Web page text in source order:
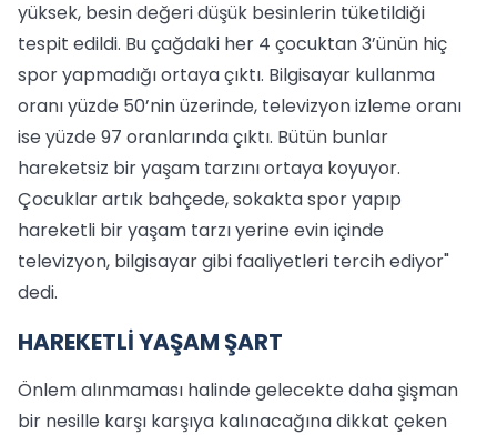
yüksek, besin değeri düşük besinlerin tüketildiği
tespit edildi. Bu çağdaki her 4 çocuktan 3’ünün hiç
spor yapmadığı ortaya çıktı. Bilgisayar kullanma
oranı yüzde 50’nin üzerinde, televizyon izleme oranı
ise yüzde 97 oranlarında çıktı. Bütün bunlar
hareketsiz bir yaşam tarzını ortaya koyuyor.
Çocuklar artık bahçede, sokakta spor yapıp
hareketli bir yaşam tarzı yerine evin içinde
televizyon, bilgisayar gibi faaliyetleri tercih ediyor"
dedi.
HAREKETLİ YAŞAM ŞART
Önlem alınmaması halinde gelecekte daha şişman
bir nesille karşı karşıya kalınacağına dikkat çeken